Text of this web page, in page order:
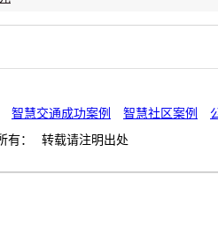
智慧交通成功案例 智慧社区案例
有： 转载请注明出处